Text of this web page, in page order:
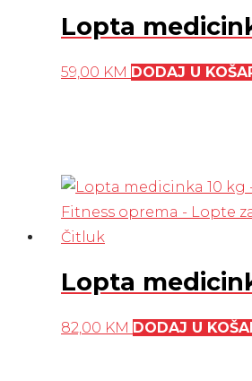
Lopta
59,00 KM DODAJ U
Lopta
82,00 KM DODAJ U